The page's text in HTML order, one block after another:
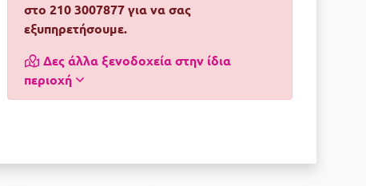
στο 210 3007877 για να σας
εξυπηρετήσουμε.
Δες άλλα ξενοδοχεία στην ίδια
περιοχή